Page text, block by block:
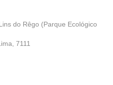
do Rêgo (Parque Ecológico
7111